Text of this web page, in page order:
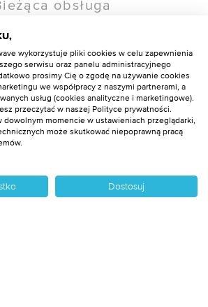
obsługa
pozwala mieć pełną
zasobami, a w razie
ze wsparcia
Oktawave w trybie
jest też elastyczność
Jeden z projektów
wykorzystuje pliki cookies w celu zapewnienia
serwisu oraz panelu administracyjnego
prosimy Cię o zgodę na używanie cookies
we współpracy z naszymi partnerami, a
usług (cookies analityczne i marketingowe).
przeczytać w naszej Polityce prywatności.
dowolnym momencie w ustawieniach przeglądarki,
może skutkować niepoprawną pracą
Dostosuj